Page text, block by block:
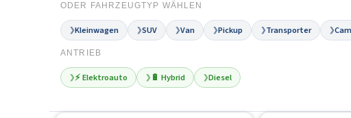
ODER FAHRZEUGTYP WÄHLEN
❯Kleinwagen ❯SUV ❯Van ❯Pickup ❯Transporter ❯
ANTRIEB
❯⚡ Elektroauto ❯ 🔋 Hybrid ❯Diesel